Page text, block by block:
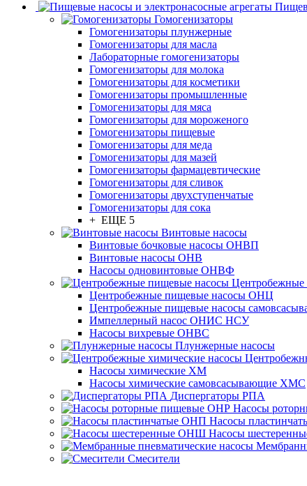
Гомогенизаторы
Гомогенизаторы плунжерные
Гомогенизаторы для масла
Лабораторные гомогенизаторы
Гомогенизаторы для молока
Гомогенизаторы для косметики
Гомогенизаторы промышленные
Гомогенизаторы для мяса
Гомогенизаторы для мороженого
Гомогенизаторы пищевые
Гомогенизаторы для меда
Гомогенизаторы для мазей
Гомогенизаторы фармацевтические
Гомогенизаторы для сливок
Гомогенизаторы двухступенчатые
Гомогенизаторы для сока
+ ЕЩЕ 5
Винтовые насосы
Винтовые бочковые насосы ОНВП
Винтовые насосы ОНВ
Насосы одновинтовые ОНВФ
Центробежные пищевые насосы ОНЦ
Центробежные пищевые насосы
Импеллерный насос ОНИС НСУ
Насосы вихревые ОНВС
Плунжерные насосы
Насосы химические ХМ
Насосы химические самовсасывающие ХМС
Диспергаторы РПА
Насосы
Насосы
Насосы
Смесители